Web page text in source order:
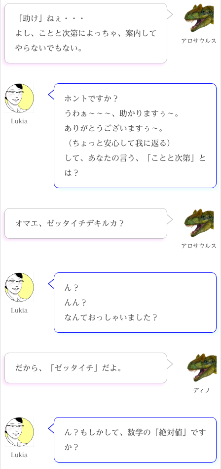
アロサウルス
「助け」ねぇ・・・
よし、ことと次第によっちゃ、案内して
やらないでもない。
Lukia
ホントですか？
うわぁ～～～、助かりますぅ～。
ありがとうございますぅ～。
（ちょっと安心して我に返る）
して、あなたの言う、「ことと次第」と
は？
アロサウルス
オマエ、ゼッタイチデキルカ？
Lukia
ん？
んん？
なんておっしゃいました？
ディノ
だから、「ゼッタイチ」だよ。
Lukia
ん？もしかして、数学の「絶対値」です
か？